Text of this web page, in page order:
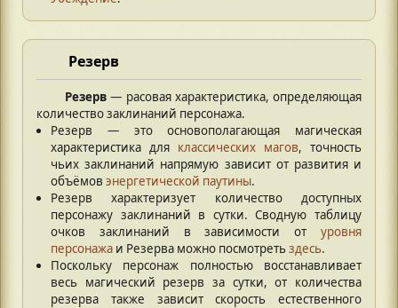
Резерв
Резерв — расовая характеристика, определяющая
количество заклинаний персонажа.
Резерв — это основополагающая магическая
характеристика для классических магов, точность
чьих заклинаний напрямую зависит от развития и
объёмов энергетической паутины.
Резерв характеризует количество доступных
персонажу заклинаний в сутки. Сводную таблицу
очков заклинаний в зависимости от уровня
персонажа и Резерва можно посмотретьздесь.
Поскольку персонаж полностью восстанавливает
весь магический резерв за сутки, от количества
резерва также зависит скорость естественного